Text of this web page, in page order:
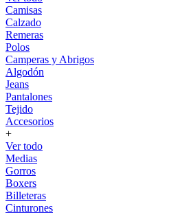
Camisas
Calzado
Remeras
Polos
Camperas y Abrigos
Algodón
Jeans
Pantalones
Tejido
Accesorios
+
Ver todo
Medias
Gorros
Boxers
Billeteras
Cinturones